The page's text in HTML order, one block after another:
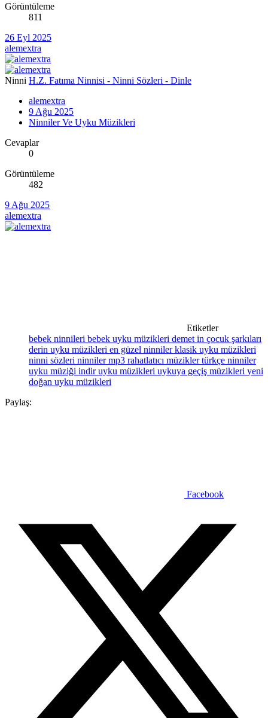
Görüntüleme
811
26 Eyl 2025
alemextra
Ninni H.Z. Fatıma Ninnisi - Ninni Sözleri - Dinle
alemextra
9 Ağu 2025
Ninniler Ve Uyku Müzikleri
Cevaplar
0
Görüntüleme
482
9 Ağu 2025
alemextra
Etiketler
bebek ninnileri bebek uyku müzikleri demet in çocuk şarkıları
derin uyku müzikleri en güzel ninnilerklasik uyku müzikleri
ninni sözleri ninniler mp3 rahatlatıcı müziklertürkçe ninniler
uyku müziği indiruyku müzikleri uykuya geçiş müzikleri yeni
doğan uyku müzikleri
Paylaş:
Facebook